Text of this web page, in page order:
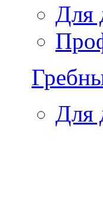
Для
Для